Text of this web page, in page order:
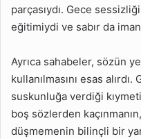
parçasıydı. Gece
eğitimiydi ve sabır da
Ayrıca sahabeler, sözün
kullanılmasını esas
suskunluğa verdiği
boş sözlerden
düşmemenin bilinçli bir